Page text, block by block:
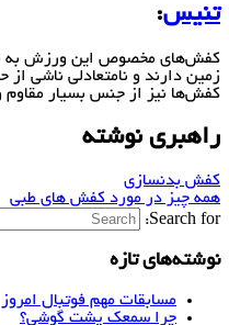
تنیس:
کفش‌های مخصوص این ورزش به
زمین دارند و نامتعادلی ناشی
کفش‌ها نیز از جنس بسیار
راهبری نوشته
کفش بدنسازی
همه چیز در مورد کفش های طبی
Search for:
نوشته‌های تازه
مسابقات مهم فوتبال امروز
چرا سمعک پشت گوشی؟